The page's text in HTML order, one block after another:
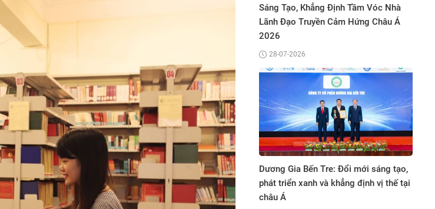
Đạo Doanh
pháp và dịch vụ
tần mới nhất tại
Trào lưu sắm vàng "mini" từ 0,1 chỉ và
sức hút từ hệ sinh thái tích lũy của Bảo
Tín Mạnh Hải tại TP.HCM
Sáng Tạo, Khẳng Định Tầm Vóc Nhà
Lãnh Đạo Truyền Cảm Hứng Châu Á
2026
28-07-2026
Dương Gia Bến Tre: Đổi mới sáng tạo,
phát triển xanh và khẳng định vị thế tại
châu Á